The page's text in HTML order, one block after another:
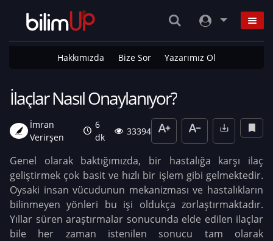
Hakkımızda Bize Sor Yazarımız Ol
İlaçlar Nasıl Onaylanıyor?
İmran
Verirşen
6
dk
33394
Genel olarak baktığımızda, bir hastalığa karşı ilaç
geliştirmek çok basit ve hızlı bir işlem gibi gelmektedir.
Oysaki insan vücudunun mekanizması ve hastalıkların
bilinmeyen yönleri bu işi oldukça zorlaştırmaktadır.
Yıllar süren araştırmalar sonucunda elde edilen ilaçlar
bile her zaman istenilen sonucu tam olarak